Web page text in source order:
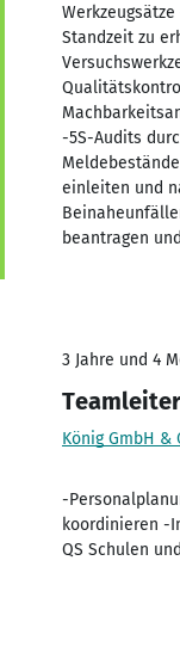
Standzeit zu
-5S-Audits
einleiten und
beantragen
3 Jahre und 4
König GmbH &
-
koordinieren -
QS Schulen